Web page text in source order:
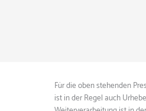
Für die oben stehenden
ist in der Regel auch